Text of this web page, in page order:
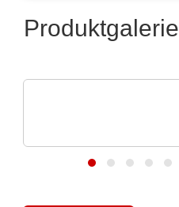
Produktgalerie